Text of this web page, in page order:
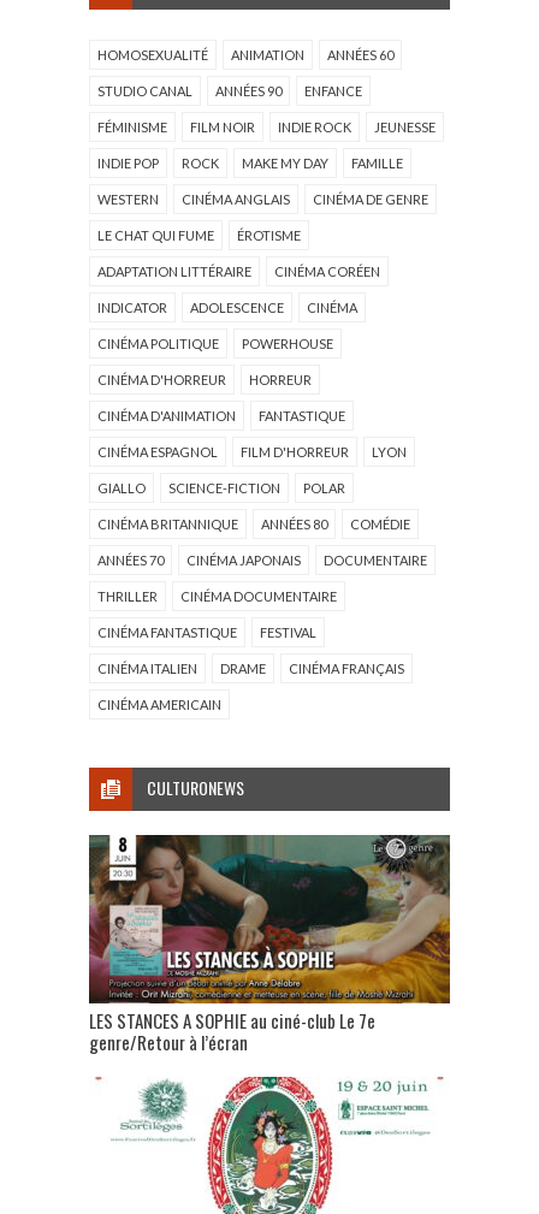
HOMOSEXUALITÉ ANIMATION ANNÉES 60
STUDIO CANAL ANNÉES 90 ENFANCE
FÉMINISME FILM NOIR INDIE ROCK JEUNESSE
INDIE POP ROCK MAKE MY DAY FAMILLE
WESTERN CINÉMA ANGLAIS CINÉMA DE GENRE
LE CHAT QUI FUME ÉROTISME
ADAPTATION LITTÉRAIRE CINÉMA CORÉEN
INDICATOR ADOLESCENCE CINÉMA
CINÉMA POLITIQUE POWERHOUSE
CINÉMA D'HORREUR HORREUR
CINÉMA D'ANIMATION FANTASTIQUE
CINÉMA ESPAGNOL FILM D'HORREUR LYON
GIALLO SCIENCE-FICTION POLAR
CINÉMA BRITANNIQUE ANNÉES 80 COMÉDIE
ANNÉES 70 CINÉMA JAPONAIS DOCUMENTAIRE
THRILLER CINÉMA DOCUMENTAIRE
CINÉMA FANTASTIQUE FESTIVAL
CINÉMA ITALIEN DRAME CINÉMA FRANÇAIS
CINÉMA AMERICAIN
CULTURONEWS
LES STANCES A SOPHIE au ciné-club Le 7e
genre/Retour à l’écran